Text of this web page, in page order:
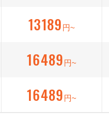
13189 円~
16489 円~
16489 円~